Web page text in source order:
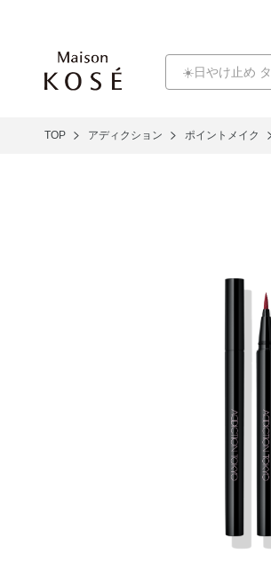
TOP アディクション ポイントメイク